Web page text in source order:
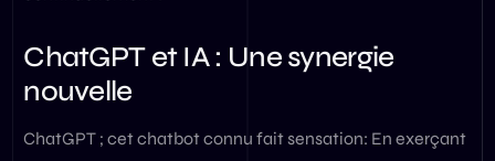
ChatGPT et IA : Une synergie
nouvelle
ChatGPT ; cet chatbot connu fait sensation: En exerçant